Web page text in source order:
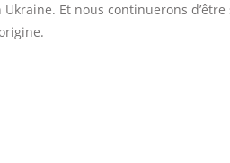
Ukraine. Et nous continuerons